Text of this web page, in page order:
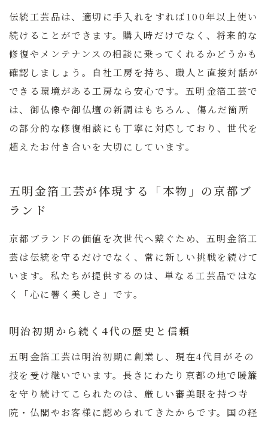
伝統工芸品は、適切に手入れをすれば100年以上使い
続けることができます。購入時だけでなく、将来的な
修復やメンテナンスの相談に乗ってくれるかどうかも
確認しましょう。自社工房を持ち、職人と直接対話が
できる環境がある工房なら安心です。五明金箔工芸で
は、御仏像や御仏壇の新調はもちろん、傷んだ箇所
の部分的な修復相談にも丁寧に対応しており、世代を
超えたお付き合いを大切にしています。
五明金箔工芸が体現する「本物」の京都ブ
ランド
京都ブランドの価値を次世代へ繋ぐため、五明金箔工
芸は伝統を守るだけでなく、常に新しい挑戦を続けて
います。私たちが提供するのは、単なる工芸品ではな
く「心に響く美しさ」です。
明治初期から続く4代の歴史と信頼
五明金箔工芸は明治初期に創業し、現在4代目がその
技を受け継いでいます。長きにわたり京都の地で暖簾
を守り続けてこられたのは、厳しい審美眼を持つ寺
院・仏閣やお客様に認められてきたからです。国の経